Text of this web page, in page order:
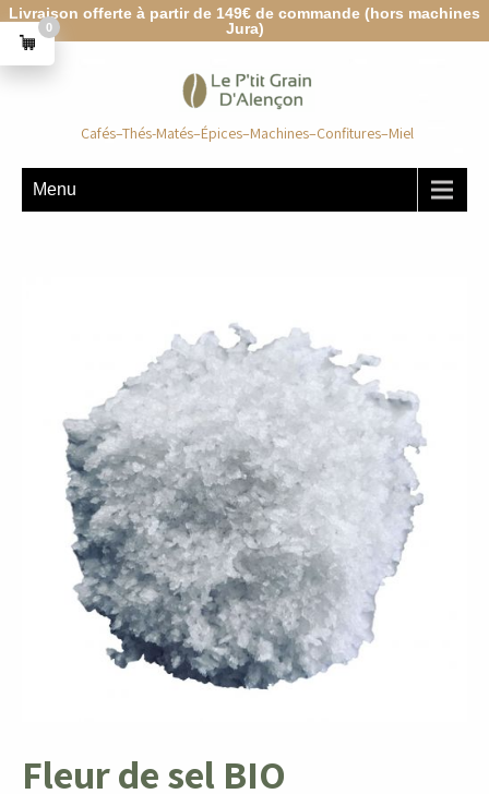
Livraison offerte à partir de 149€ de commande (hors machines
Jura)
Cafés–Thés-Matés–Épices–Machines–Confitures–Miel
Menu
Fleur de sel BIO
0